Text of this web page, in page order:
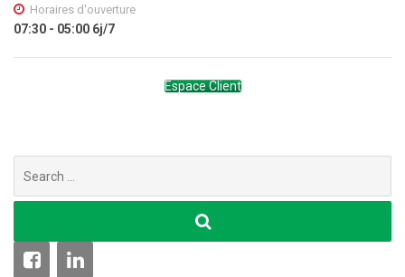
Horaires d'ouverture
07:30 - 05:00 6j/7
Espace Client
for: